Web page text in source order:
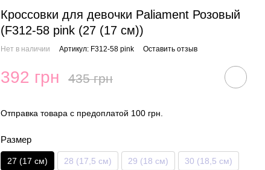
Кроссовки для девочки Paliament Розовый
(F312-58 pink (27 (17 см))
Нет в наличии Артикул: F312-58 pink Оставить отзыв
392 грн 435 грн
Отправка товара с предоплатой 100 грн.
Размер
27 (17 см) 28 (17,5 см) 29 (18 см) 30 (18,5 см)